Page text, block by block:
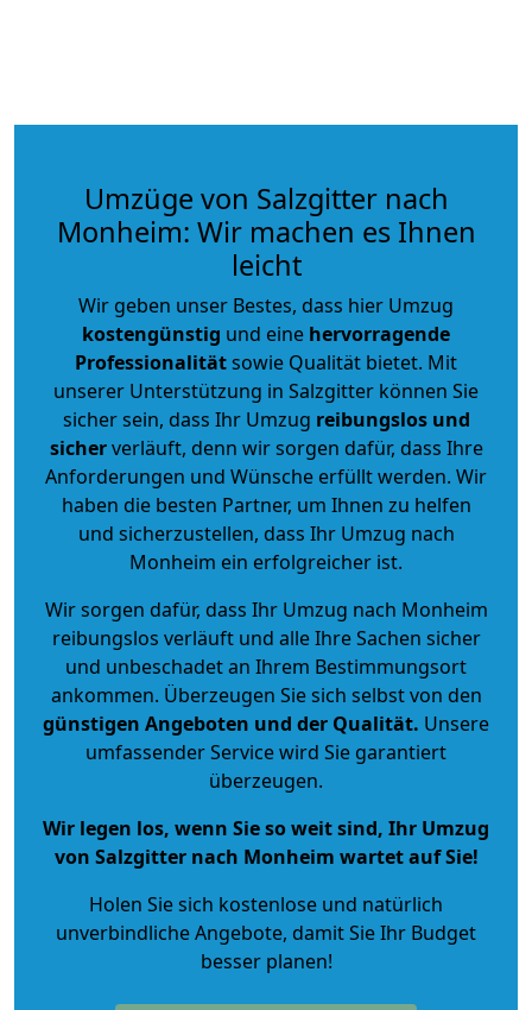
Umzüge von Salzgitter nach
Monheim: Wir machen es Ihnen
leicht
Wir geben unser Bestes, dass hier Umzug
kostengünstig und eine hervorragende
Professionalitätsowie Qualität bietet. Mit
unserer Unterstützung in Salzgitter können Sie
sicher sein, dass Ihr Umzug reibungslos und
sicherverläuft, denn wir sorgen dafür, dass Ihre
Anforderungen und Wünsche erfüllt werden. Wir
haben die besten Partner, um Ihnen zu helfen
und sicherzustellen, dass Ihr Umzug nach
Monheim ein erfolgreicher ist.
Wir sorgen dafür, dass Ihr Umzug nach Monheim
reibungslos verläuft und alle Ihre Sachen sicher
und unbeschadet an Ihrem Bestimmungsort
ankommen. Überzeugen Sie sich selbst von den
günstigen Angeboten und der Qualität. Unsere
umfassender Service wird Sie garantiert
überzeugen.
Wir legen los, wenn Sie so weit sind, Ihr Umzug
von Salzgitter nach Monheim wartet auf Sie!
Holen Sie sich kostenlose und natürlich
unverbindliche Angebote, damit Sie Ihr Budget
besser planen!